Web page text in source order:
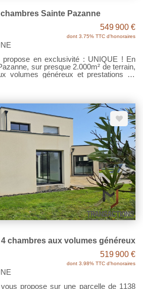
Sainte Pazanne
549 900 €
dont 3.75% TTC d'honoraires
propose en exclusivité : UNIQUE ! En
sur presque 2.000m² de terrain,
volumes généreux et prestations de
Et le tout aux dernières normes !
vous séduiront ! Pour le reste, une
Prix 574 000€ Net vendeur
à la charge de l'acquéreur État des
informations sur les risques auxquels
disponibles sur le site Géorisques :
chambres aux volumes généreux
519 900 €
dont 3.98% TTC d'honoraires
propose sur une parcelle de 1138